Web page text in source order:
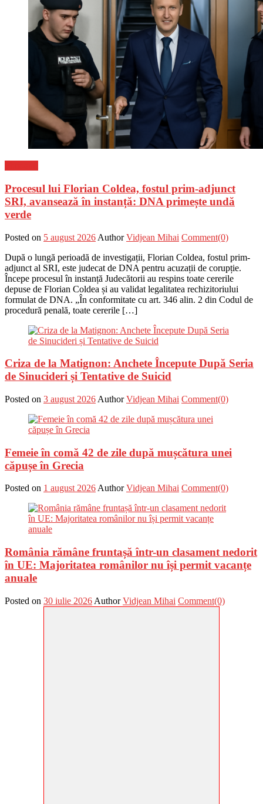
Procesul lui Florian Coldea, fostul prim-adjunct
SRI, avansează în instanță: DNA primește undă
verde
Posted on 5 august 2026 Author Vidjean Mihai Comment(0)
După o lungă perioadă de investigații, Florian Coldea, fostul prim-
adjunct al SRI, este judecat de DNA pentru acuzații de corupție.
Începe procesul în instanță Judecătorii au respins toate cererile
depuse de Florian Coldea și au validat legalitatea rechizitoriului
formulat de DNA. „În conformitate cu art. 346 alin. 2 din Codul de
procedură penală, toate cererile […]
Criza de la Matignon: Anchete Începute După Seria
de Sinucideri și Tentative de Suicid
Posted on 3 august 2026 Author Vidjean Mihai Comment(0)
Femeie în comă 42 de zile după mușcătura unei
căpușe în Grecia
Posted on 1 august 2026 Author Vidjean Mihai Comment(0)
România rămâne fruntașă într-un clasament nedorit
în UE: Majoritatea românilor nu își permit vacanțe
anuale
Posted on 30 iulie 2026 Author Vidjean Mihai Comment(0)